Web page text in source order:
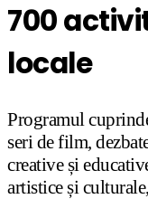
700
locale
Programul
seri de film,
creative și
artistice și